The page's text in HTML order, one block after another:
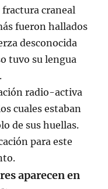
craneal
fueron hallados
desconocida
tuvo su lengua
radio-activa
cuales estaban
de sus huellas.
para este
aparecen en